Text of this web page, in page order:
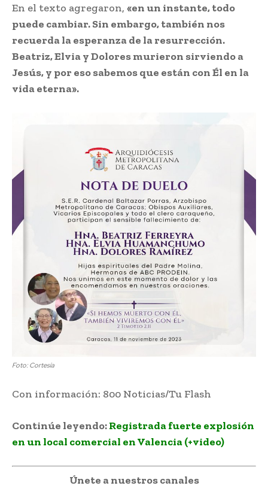
En el texto agregaron, «en un instante, todo
puede cambiar. Sin embargo, también nos
recuerda la esperanza de la resurrección.
Beatriz, Elvia y Dolores murieron sirviendo a
Jesús, y por eso sabemos que están con Él en la
vida eterna».
Foto: Cortesía
Con información: 800 Noticias/Tu Flash
Continúe leyendo:Registrada fuerte explosión
en un local comercial en Valencia (+video)
Únete a nuestros canales